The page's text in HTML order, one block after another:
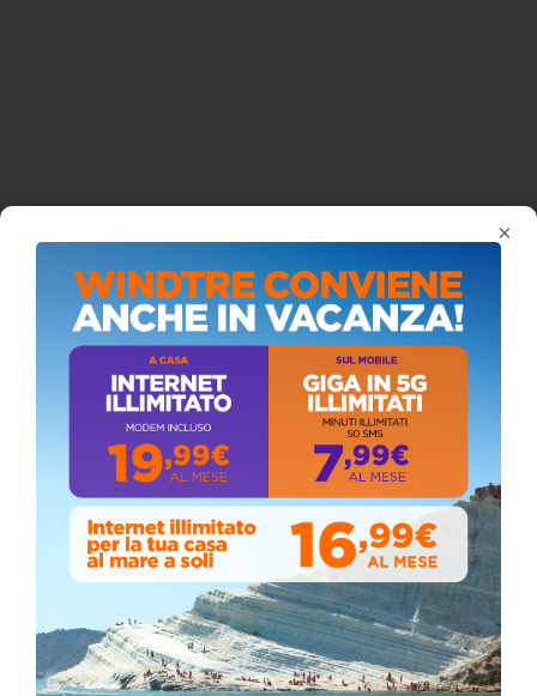
×
ISCRIVITI AL CANALE YOUTUBE